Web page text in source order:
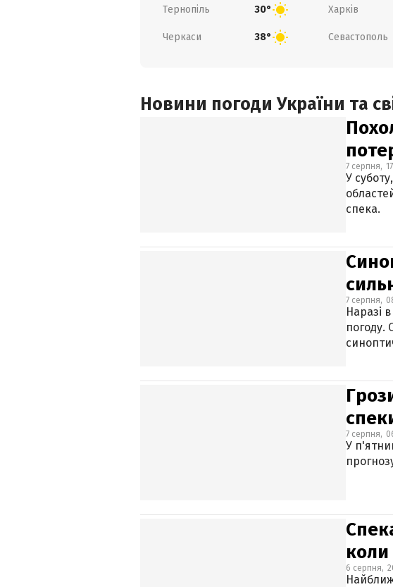
Тернопіль 30° Харків
Черкаси 38° Севастополь
Новини погоди України та
7 серпня,
У
спека.
7 серпня,
Наразі
погоду.
7 серпня,
У
коли
6 серпня,